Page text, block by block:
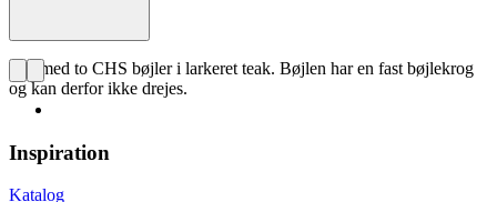
Sæt med to CHS bøjler i larkeret teak. Bøjlen har en fast bøjlekrog
og kan derfor ikke drejes.
Inspiration
Katalog